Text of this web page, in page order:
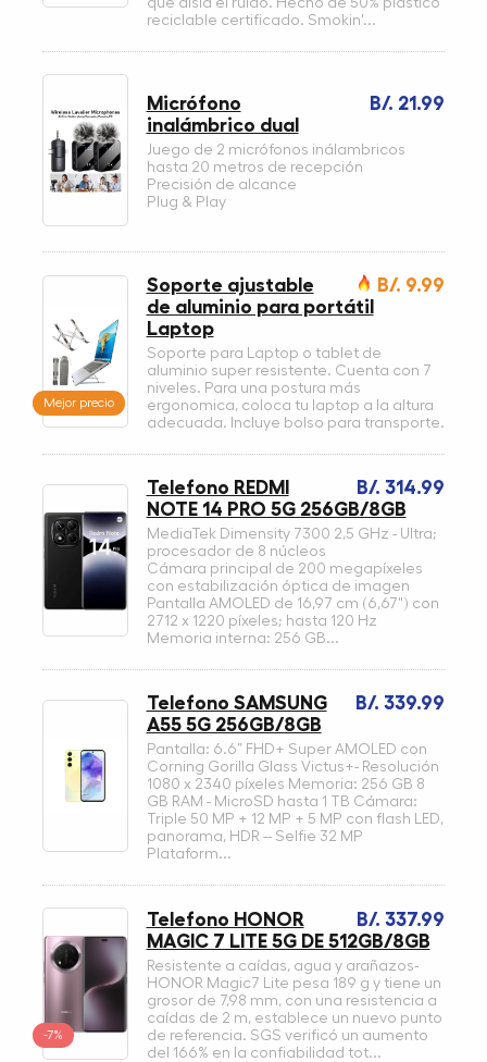
reciclable certificado. Smokin'...
B/. 21.99
Micrófono
inalámbrico dual
Juego de 2 micrófonos inálambricos
hasta 20 metros de recepción
Precisión de alcance
Plug & Play
Mejor precio
B/. 9.99
Soporte ajustable
de aluminio para portátil
Laptop
Soporte para Laptop o tablet de
aluminio super resistente. Cuenta con 7
niveles. Para una postura más
ergonomica, coloca tu laptop a la altura
adecuada. Incluye bolso para transporte.
B/. 314.99
Telefono REDMI
NOTE 14 PRO 5G 256GB/8GB
MediaTek Dimensity 7300 2,5 GHz - Ultra;
procesador de 8 núcleos
Cámara principal de 200 megapíxeles
con estabilización óptica de imagen
Pantalla AMOLED de 16,97 cm (6,67") con
2712 x 1220 píxeles; hasta 120 Hz
Memoria interna: 256 GB...
B/. 339.99
Telefono SAMSUNG
A55 5G 256GB/8GB
Pantalla: 6.6” FHD+ Super AMOLED con
Corning Gorilla Glass Victus+- Resolución
1080 x 2340 píxeles Memoria: 256 GB 8
GB RAM - MicroSD hasta 1 TB Cámara:
Triple 50 MP + 12 MP + 5 MP con flash LED,
panorama, HDR -- Selfie 32 MP
Plataform...
-7%
B/. 337.99
Telefono HONOR
MAGIC 7 LITE 5G DE 512GB/8GB
Resistente a caídas, agua y arañazos-
HONOR Magic7 Lite pesa 189 g y tiene un
grosor de 7,98 mm, con una resistencia a
caídas de 2 m, establece un nuevo punto
de referencia. SGS verificó un aumento
del 166% en la confiabilidad tot...